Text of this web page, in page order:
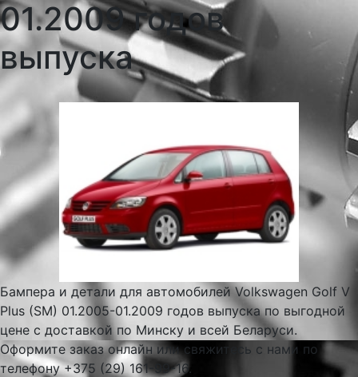
01.2009 годов
выпуска
Бампера и детали для автомобилей Volkswagen Golf V
Plus (SM) 01.2005-01.2009 годов выпуска по выгодной
цене с доставкой по Минску и всей Беларуси.
Оформите заказ онлайн или свяжитесь с нами по
телефону +375 (29) 161-99-16.